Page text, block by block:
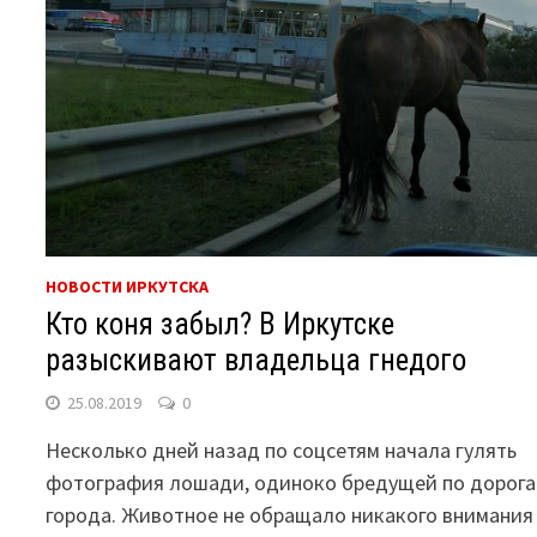
НОВОСТИ ИРКУТСКА
Кто коня забыл? В Иркутске
разыскивают владельца гнедого
25.08.2019 0
Несколько дней назад по соцсетям начала гулять
фотография лошади, одиноко бредущей по
города. Животное не обращало никакого внимания